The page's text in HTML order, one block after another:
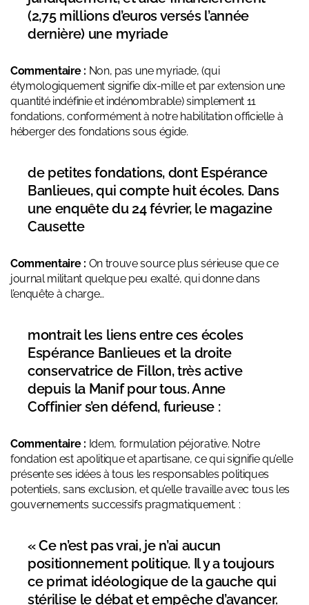
(2,75 millions d’euros versés l’année
dernière) une myriade
Commentaire : Non, pas une myriade, (qui
étymologiquement signifie dix-mille et par extension une
quantité indéfinie et indénombrable) simplement 11
fondations, conformément à notre habilitation officielle à
héberger des fondations sous égide.
de petites fondations, dont Espérance
Banlieues, qui compte huit écoles. Dans
une enquête du 24 février, le magazine
Causette
Commentaire : On trouve source plus sérieuse que ce
journal militant quelque peu exalté, qui donne dans
l’enquête à charge…
montrait les liens entre ces écoles
Espérance Banlieues et la droite
conservatrice de Fillon, très active
depuis la Manif pour tous. Anne
Coffinier s’en défend, furieuse :
Commentaire : Idem, formulation péjorative. Notre
fondation est apolitique et apartisane, ce qui signifie qu’elle
présente ses idées à tous les responsables politiques
potentiels, sans exclusion, et qu’elle travaille avec tous les
gouvernements successifs pragmatiquement. :
« Ce n’est pas vrai, je n’ai aucun
positionnement politique. Il y a toujours
ce primat idéologique de la gauche qui
stérilise le débat et empêche d’avancer.